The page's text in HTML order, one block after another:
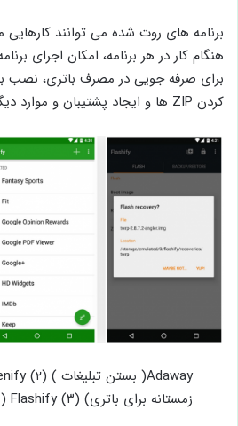
برنامه های روت شده می توانند کارهایی
برای صرفه جویی در مصرف باتری، نصب
کردن ZIP ها و ایجاد پشتیبان و موارد دیگر را انجام دهند.
زمستانه برای باتری) (۳) Flashify ( نصب بازیابی سفارشی)